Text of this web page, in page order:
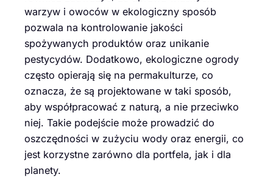
warzyw i owoców w ekologiczny sposób
pozwala na kontrolowanie jakości
spożywanych produktów oraz unikanie
pestycydów. Dodatkowo, ekologiczne ogrody
często opierają się na permakulturze, co
oznacza, że są projektowane w taki sposób,
aby współpracować z naturą, a nie przeciwko
niej. Takie podejście może prowadzić do
oszczędności w zużyciu wody oraz energii, co
jest korzystne zarówno dla portfela, jak i dla
planety.